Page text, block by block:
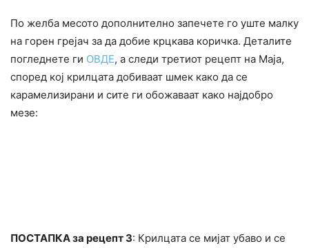
По желба месото дополнително запечете го уште малку
на горен грејач за да добие крцкава коричка. Деталите
погледнете ги ОВДЕ, а следи третиот рецепт на Маја,
според кој крилцата добиваат шмек како да се
карамелизирани и сите ги обожаваат како најдобро
мезе:
ПОСТАПКА за рецепт 3: Крилцата се мијат убаво и се